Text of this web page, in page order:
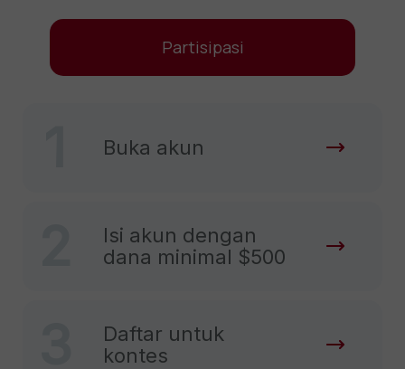
Partisipasi
Buka akun
Isi akun dengan
dana minimal $500
Daftar untuk
kontes